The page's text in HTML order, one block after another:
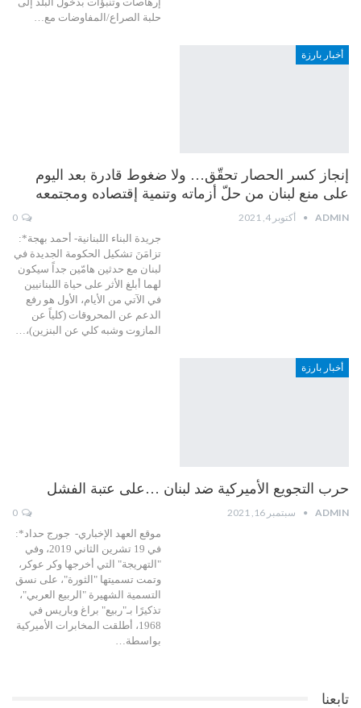
حلبة الصراع/المفاوضات مع…
أخبار بارزة
إنجاز كسر الحصار تحقّق… ولا ضغوط قادرة بعد اليوم
على منع لبنان من حلّ أزماته وتنمية إقتصاده ومجتمعه
ADMIN أكتوبر 4, 2021
جريدة البناء اللبنانية- أحمد بهجة*:
تزامَنَ تشكيل الحكومة الجديدة في
لبنان مع حدثين هامّين جداً سيكون
لهما أبلغ الأثر على حياة اللبنانيين
في الآتي من الأيام، الأول هو رفع
الدعم عن المحروقات (كلياً عن
المازوت وشبه كلي عن البنزين)،…
أخبار بارزة
حرب التجويع الأميركية ضد لبنان …على عتبة الفشل
ADMIN سبتمبر 16, 2021
موقع العهد الإخباري- جورج حداد*:
في 19 تشرين الثاني 2019، وفي
"التهريجة" التي أخرجها وكر عوكر،
وتمت تسميتها "الثورة"، على نسق
التسمية الشهيرة "الربيع العربي"،
تذكيرًا بـ"ربيع" براغ وباريس في
1968، أطلقت المخابرات الأميركية
بواسطة…
تابعنا